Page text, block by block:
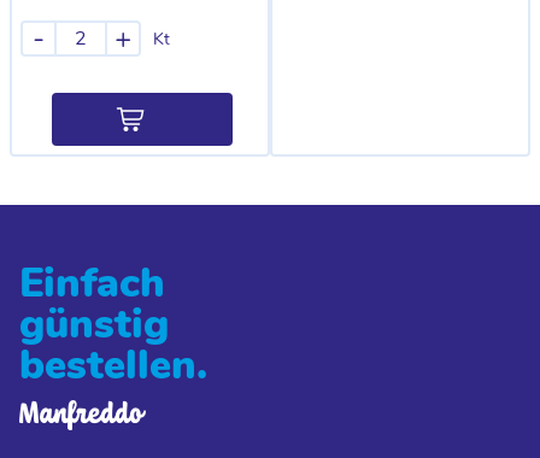
Kt
- +
Einfach
günstig
bestellen.